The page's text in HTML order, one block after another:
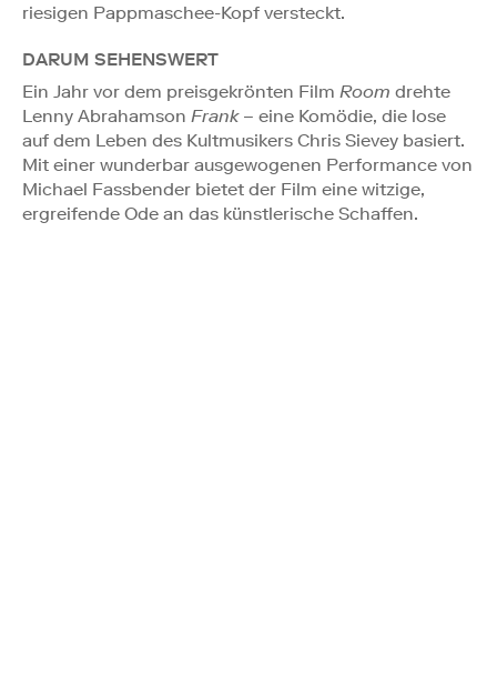
riesigen Pappmaschee-Kopf versteckt.
DARUM SEHENSWERT
Ein Jahr vor dem preisgekrönten Film Room drehte
Lenny Abrahamson Frank– eine Komödie, die lose
auf dem Leben des Kultmusikers Chris Sievey basiert.
Mit einer wunderbar ausgewogenen Performance von
Michael Fassbender bietet der Film eine witzige,
ergreifende Ode an das künstlerische Schaffen.